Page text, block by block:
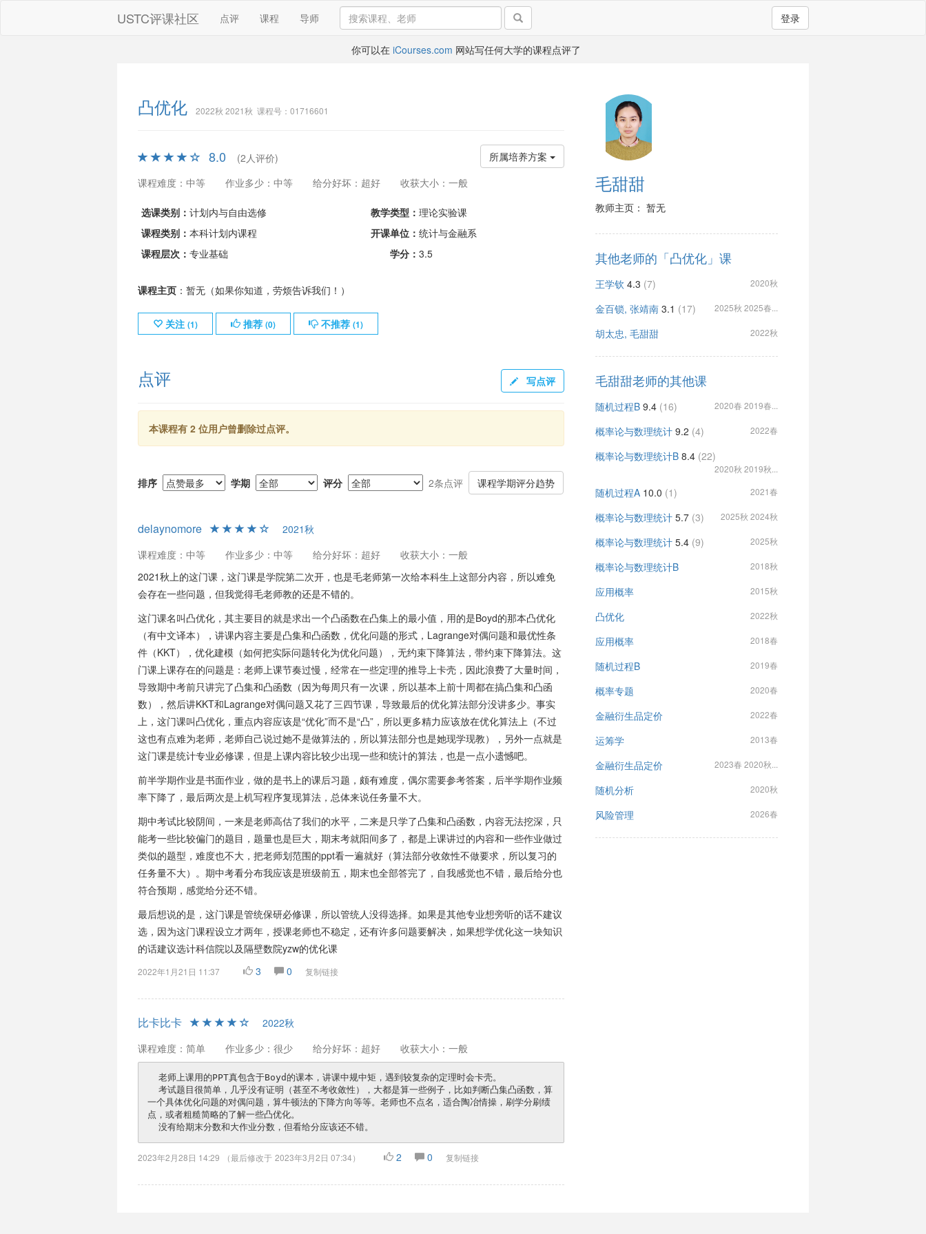
USTC评课社区 点评 课程 导师 登录
你可以在 iCourses.com 网站写任何大学的课程点评了
凸优化 2022秋 2021秋 课程号：01716601
所属培养方案
8.0
(2人评价)
课程难度：中等
作业多少：中等 给分好坏：超好 收获大小：一般
选课类别： 计划内与自由选修 教学类型： 理论实验课
课程类别： 本科计划内课程 开课单位： 统计与金融系
课程层次： 专业基础 学分： 3.5
课程主页：暂无（如果你知道，劳烦告诉我们！）
关注 (1) 推荐 (0) 不推荐 (1)
点评 写点评
本课程有 2 位用户曾删除过点评。
排序 学期 评分 2条点评 课程学期评分趋势
delaynomore
2021秋
课程难度：中等
作业多少：中等 给分好坏：超好
收获大小：一般
2021秋上的这门课，这门课是学院第二次开，也是毛老师第一次给本科生上这部分内容，所以难免
会存在一些问题，但我觉得毛老师教的还是不错的。
这门课名叫凸优化，其主要目的就是求出一个凸函数在凸集上的最小值，用的是Boyd的那本凸优化
（有中文译本），讲课内容主要是凸集和凸函数，优化问题的形式，Lagrange对偶问题和最优性条
件（KKT），优化建模（如何把实际问题转化为优化问题），无约束下降算法，带约束下降算法。这
门课上课存在的问题是：老师上课节奏过慢，经常在一些定理的推导上卡壳，因此浪费了大量时间，
导致期中考前只讲完了凸集和凸函数（因为每周只有一次课，所以基本上前十周都在搞凸集和凸函
数），然后讲KKT和Lagrange对偶问题又花了三四节课，导致最后的优化算法部分没讲多少。事实
上，这门课叫凸优化，重点内容应该是“优化”而不是“凸”，所以更多精力应该放在优化算法上（不过
这也有点难为老师，老师自己说过她不是做算法的，所以算法部分也是她现学现教），另外一点就是
这门课是统计专业必修课，但是上课内容比较少出现一些和统计的算法，也是一点小遗憾吧。
前半学期作业是书面作业，做的是书上的课后习题，颇有难度，偶尔需要参考答案，后半学期作业频
率下降了，最后两次是上机写程序复现算法，总体来说任务量不大。
期中考试比较阴间，一来是老师高估了我们的水平，二来是只学了凸集和凸函数，内容无法挖深，只
能考一些比较偏门的题目，题量也是巨大，期末考就阳间多了，都是上课讲过的内容和一些作业做过
类似的题型，难度也不大，把老师划范围的ppt看一遍就好（算法部分收敛性不做要求，所以复习的
任务量不大）。期中考看分布我应该是班级前五，期末也全部答完了，自我感觉也不错，最后给分也
符合预期，感觉给分还不错。
最后想说的是，这门课是管统保研必修课，所以管统人没得选择。如果是其他专业想旁听的话不建议
选，因为这门课程设立才两年，授课老师也不稳定，还有许多问题要解决，如果想学优化这一块知识
的话建议选计科信院以及隔壁数院yzw的优化课
2022年1月21日 11:37 3 0 复制链接
比卡比卡
2022秋
课程难度：简单
作业多少：很少 给分好坏：超好 收获大小：一般
一个具体优化问题的对偶问题，算牛顿法的下降方向等等。老师也不点名，适合陶冶情操，刷学分刷绩
点，或者粗糙简略的了解一些凸优化。
2023年2月28日 14:29 （最后修改于 2023年3月2日 07:34） 2 0 复制链接
毛甜甜
教师主页： 暂无
其他老师的「凸优化」课
王学钦 4.3 (7) 2020秋
金百锁, 张靖南 3.1 (17) 2025秋 2025春...
胡太忠, 毛甜甜 2022秋
毛甜甜老师的其他课
随机过程B 9.4 (16) 2020春 2019春...
概率论与数理统计 9.2 (4) 2022春
概率论与数理统计B 8.4 (22)
2020秋 2019秋...
随机过程A 10.0 (1) 2021春
概率论与数理统计 5.7 (3) 2025秋 2024秋
概率论与数理统计 5.4 (9) 2025秋
概率论与数理统计B 2018秋
应用概率 2015秋
凸优化 2022秋
应用概率 2018春
随机过程B 2019春
概率专题 2020春
金融衍生品定价 2022春
运筹学 2013春
金融衍生品定价 2023春 2020秋...
随机分析 2020秋
风险管理 2026春